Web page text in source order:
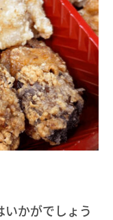
かがでしょう